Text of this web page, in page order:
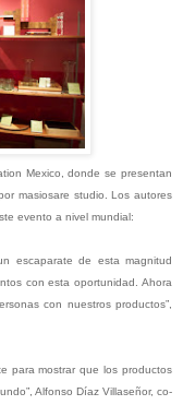
Mexico, donde se presentan
masiosare studio. Los autores
evento a nivel mundial:
escaparate de esta magnitud
con esta oportunidad. Ahora
con nuestros productos”,
para mostrar que los productos
Alfonso Díaz Villaseñor, co-